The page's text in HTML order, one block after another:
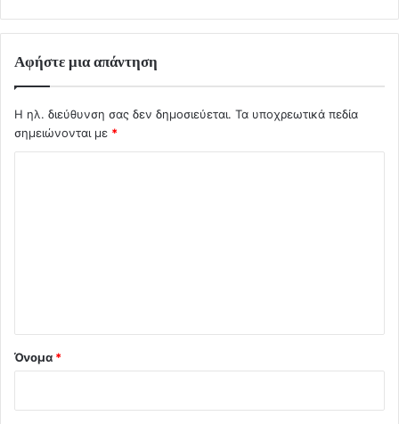
Αφήστε μια απάντηση
Η ηλ. διεύθυνση σας δεν δημοσιεύεται. Τα υποχρεωτικά πεδία
σημειώνονται με *
Όνομα *